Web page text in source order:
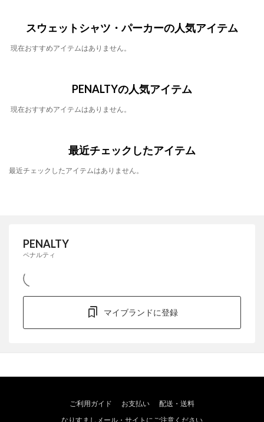
スウェットシャツ・パーカーの人気アイテム
現在おすすめアイテムはありません。
PENALTYの人気アイテム
現在おすすめアイテムはありません。
最近チェックしたアイテム
最近チェックしたアイテムはありません。
PENALTY
ペナルティ
マイブランドに登録
ご利用ガイド お支払い
配送・送料
なりすましメール・サイトにご注意ください